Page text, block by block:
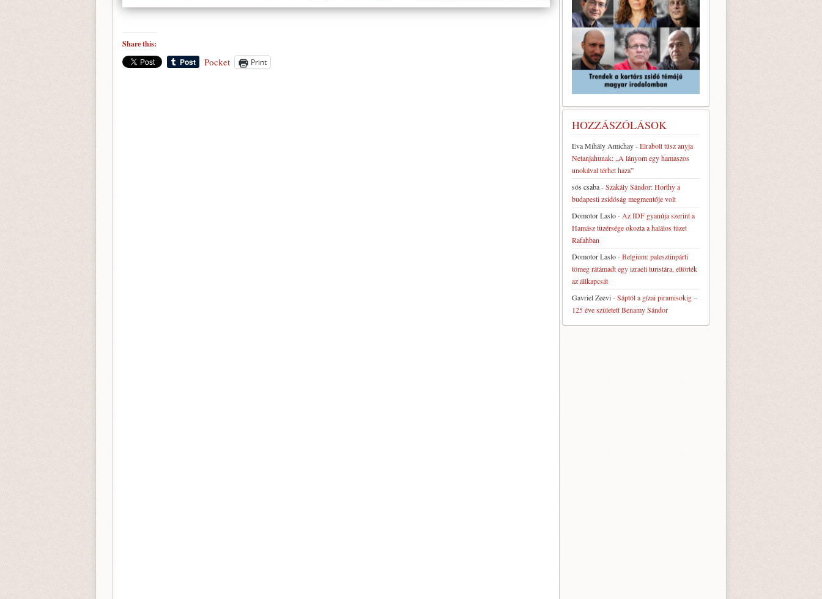
Share this:
Pocket Print
HOZZÁSZÓLÁSOK
Eva Mihály Amichay-Elrabolt túsz anyja
Netanjahunak: „A lányom egy hamaszos
unokával térhet haza”
sós csaba-Szakály Sándor: Horthy a
budapesti zsidóság megmentője volt
Domotor Laslo- Az IDF gyanúja szerint a
Hamász tüzérsége okozta a halálos tüzet
Rafahban
Domotor Laslo-Belgium: palesztinpárti
tömeg rátámadt egy izraeli turistára, eltörték
az állkapcsát
Gavriel Zeevi-Sáptól a gízai piramisokig –
125 éve született Benamy Sándor